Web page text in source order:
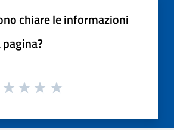
chiare le informazioni